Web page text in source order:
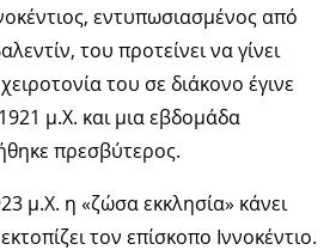
εντυπωσιασμένος από
του προτείνει να γίνει
του σε διάκονο έγινε
μ.Χ. και μια εβδομάδα
πρεσβύτερος.
μ.Χ. η «ζώσα εκκλησία» κάνει
τον επίσκοπο Ιννοκέντιο.